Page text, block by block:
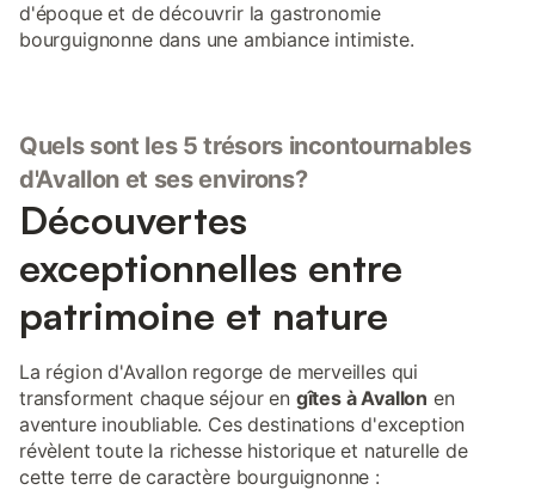
d'époque et de découvrir la gastronomie
bourguignonne dans une ambiance intimiste.
Quels sont les 5 trésors incontournables
d'Avallon et ses environs?
Découvertes
exceptionnelles entre
patrimoine et nature
La région d'Avallon regorge de merveilles qui
transforment chaque séjour en gîtes à Avallon en
aventure inoubliable. Ces destinations d'exception
révèlent toute la richesse historique et naturelle de
cette terre de caractère bourguignonne :